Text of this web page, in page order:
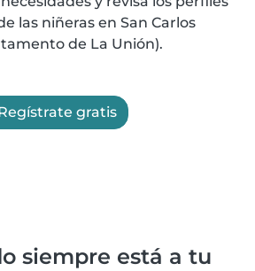
las niñeras en San Carlos
de La Unión).
gratis
siempre está a tu